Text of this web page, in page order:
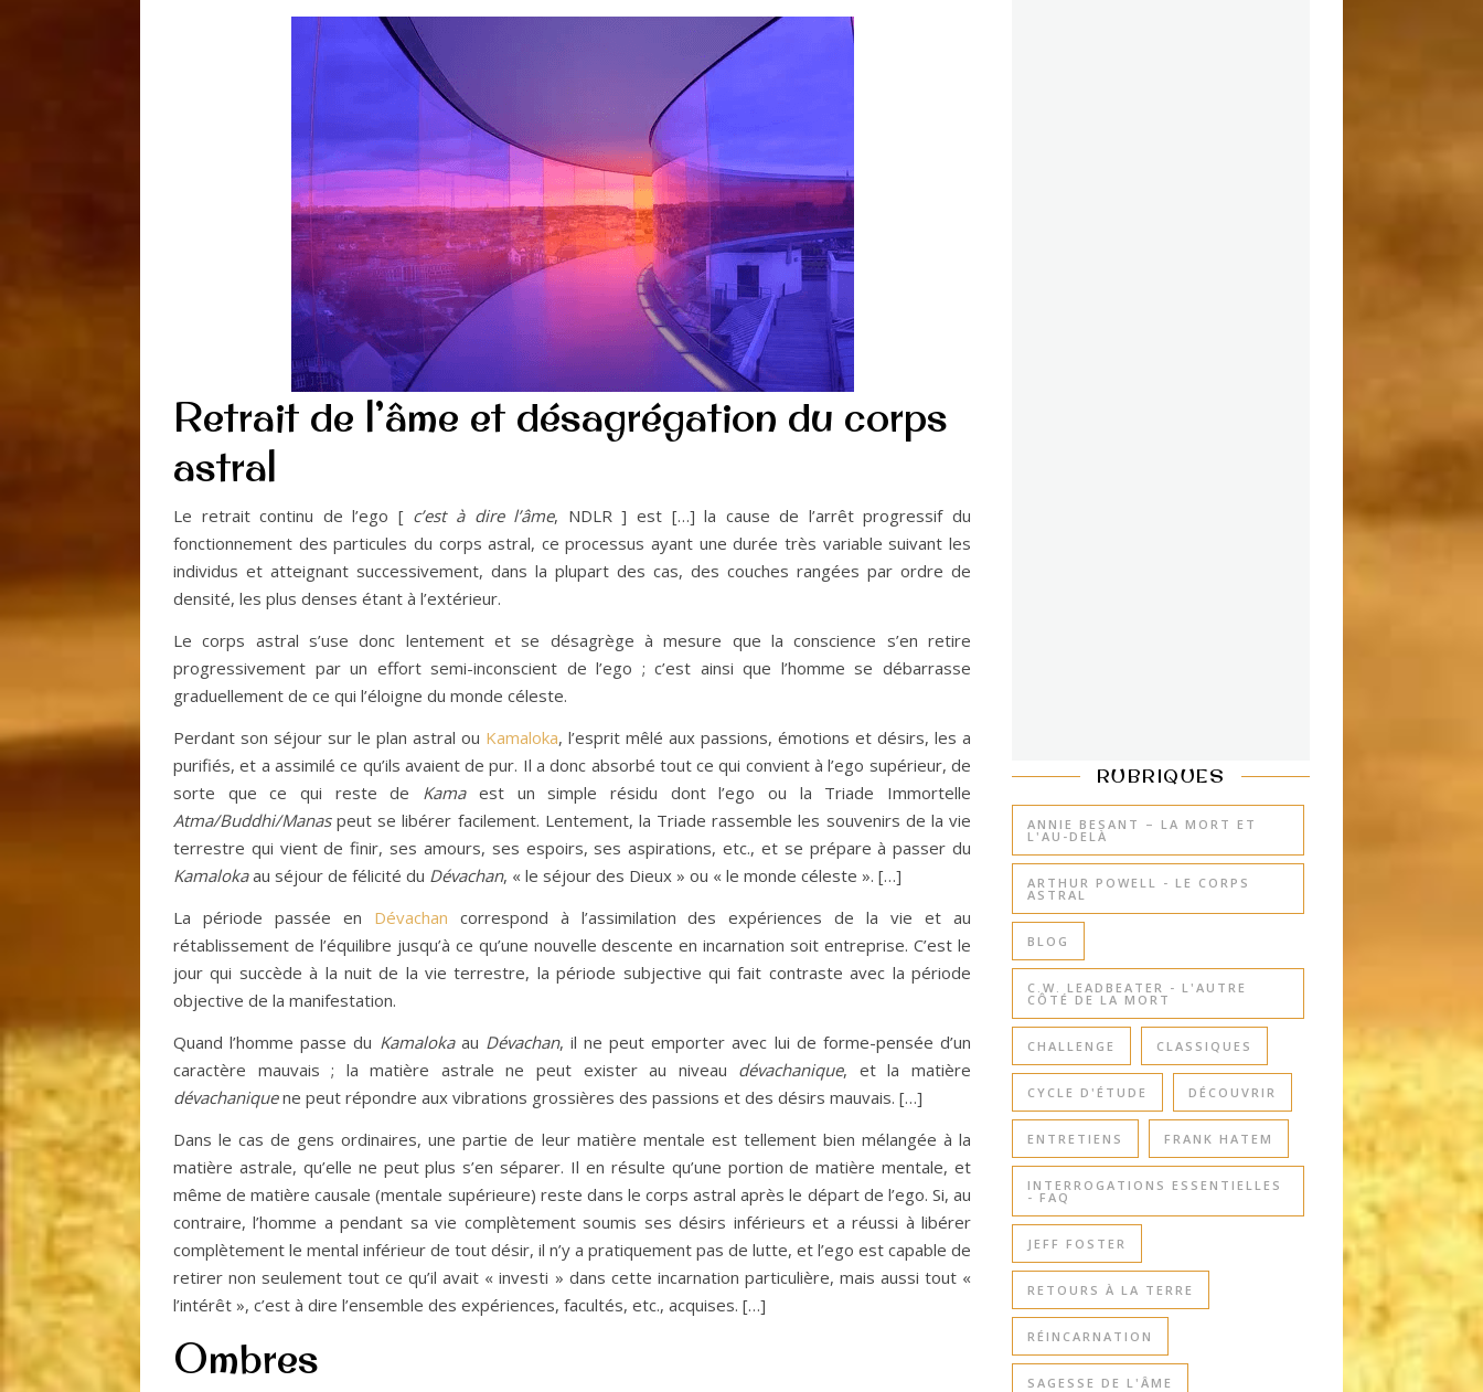
Retrait de l’âme et désagrégation du corps
astral
Le retrait continu de l’ego [ c’est à dire l’âme, NDLR ] est […] la cause de l’arrêt progressif du
fonctionnement des particules du corps astral, ce processus ayant une durée très variable suivant les
individus et atteignant successivement, dans la plupart des cas, des couches rangées par ordre de
densité, les plus denses étant à l’extérieur.
Le corps astral s’use donc lentement et se désagrège à mesure que la conscience s’en retire
progressivement par un effort semi-inconscient de l’ego ; c’est ainsi que l’homme se débarrasse
graduellement de ce qui l’éloigne du monde céleste.
Perdant son séjour sur le plan astral ou Kamaloka, l’esprit mêlé aux passions, émotions et désirs, les a
purifiés, et a assimilé ce qu’ils avaient de pur. Il a donc absorbé tout ce qui convient à l’ego supérieur, de
sorte que ce qui reste de Kamaest un simple résidu dont l’ego ou la Triade Immortelle
Atma/Buddhi/Manaspeut se libérer facilement. Lentement, la Triade rassemble les souvenirs de la vie
terrestre qui vient de finir, ses amours, ses espoirs, ses aspirations, etc., et se prépare à passer du
Kamalokaau séjour de félicité du Dévachan, « le séjour des Dieux » ou « le monde céleste ». […]
La période passée en Dévachan correspond à l’assimilation des expériences de la vie et au
rétablissement de l’équilibre jusqu’à ce qu’une nouvelle descente en incarnation soit entreprise. C’est le
jour qui succède à la nuit de la vie terrestre, la période subjective qui fait contraste avec la période
objective de la manifestation.
Quand l’homme passe du Kamalokaau Dévachan, il ne peut emporter avec lui de forme-pensée d’un
caractère mauvais ; la matière astrale ne peut exister au niveau dévachanique, et la matière
dévachaniquene peut répondre aux vibrations grossières des passions et des désirs mauvais. […]
Dans le cas de gens ordinaires, une partie de leur matière mentale est tellement bien mélangée à la
matière astrale, qu’elle ne peut plus s’en séparer. Il en résulte qu’une portion de matière mentale, et
même de matière causale (mentale supérieure) reste dans le corps astral après le départ de l’ego. Si, au
contraire, l’homme a pendant sa vie complètement soumis ses désirs inférieurs et a réussi à libérer
complètement le mental inférieur de tout désir, il n’y a pratiquement pas de lutte, et l’ego est capable de
retirer non seulement tout ce qu’il avait « investi » dans cette incarnation particulière, mais aussi tout «
l’intérêt », c’est à dire l’ensemble des expériences, facultés, etc., acquises. […]
Ombres
RUBRIQUES
ANNIE BESANT – LA MORT ET
L'AU-DELÀ
ARTHUR POWELL - LE CORPS
ASTRAL
BLOG
C.W. LEADBEATER - L'AUTRE
CÔTÉ DE LA MORT
CHALLENGE CLASSIQUES
CYCLE D'ÉTUDE DÉCOUVRIR
ENTRETIENS FRANK HATEM
INTERROGATIONS ESSENTIELLES
- FAQ
JEFF FOSTER
RETOURS À LA TERRE
RÉINCARNATION
SAGESSE DE L'ÂME